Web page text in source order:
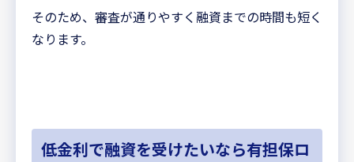
そのため、審査が通りやすく融資までの時間も短く
なります。
低金利で融資を受けたいなら有担保ロ